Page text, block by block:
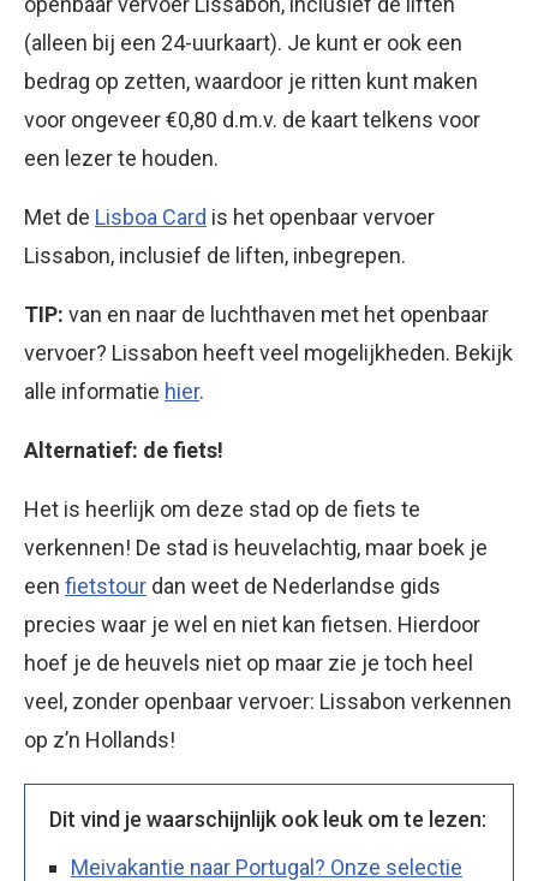
(alleen bij een 24-uurkaart). Je kunt er ook een
bedrag op zetten, waardoor je ritten kunt maken
voor ongeveer €0,80 d.m.v. de kaart telkens voor
een lezer te houden.
Met de Lisboa Card is het openbaar vervoer
Lissabon, inclusief de liften, inbegrepen.
TIP: van en naar de luchthaven met het openbaar
vervoer? Lissabon heeft veel mogelijkheden. Bekijk
alle informatie hier.
Alternatief: de fiets!
Het is heerlijk om deze stad op de fiets te
verkennen! De stad is heuvelachtig, maar boek je
een fietstour dan weet de Nederlandse gids
precies waar je wel en niet kan fietsen. Hierdoor
hoef je de heuvels niet op maar zie je toch heel
veel, zonder openbaar vervoer: Lissabon verkennen
op z’n Hollands!
Dit vind je waarschijnlijk ook leuk om te lezen:
Meivakantie naar Portugal? Onze selectie